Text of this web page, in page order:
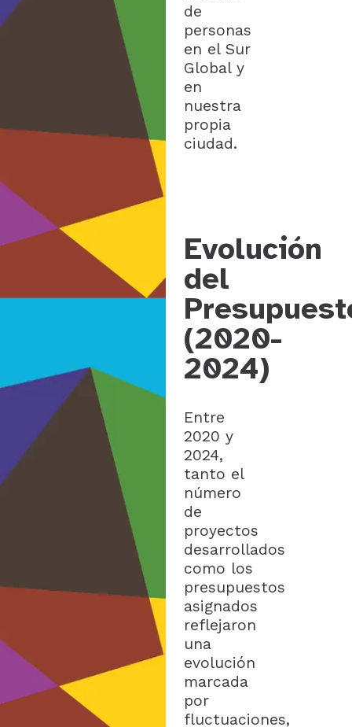
de
personas
en el Sur
Global y
en
nuestra
propia
ciudad.
Evolución
del
(2020-
2024)
Entre
2020 y
2024,
tanto el
número
de
proyectos
desarrollados
como los
presupuestos
asignados
reflejaron
una
evolución
marcada
por
fluctuaciones,